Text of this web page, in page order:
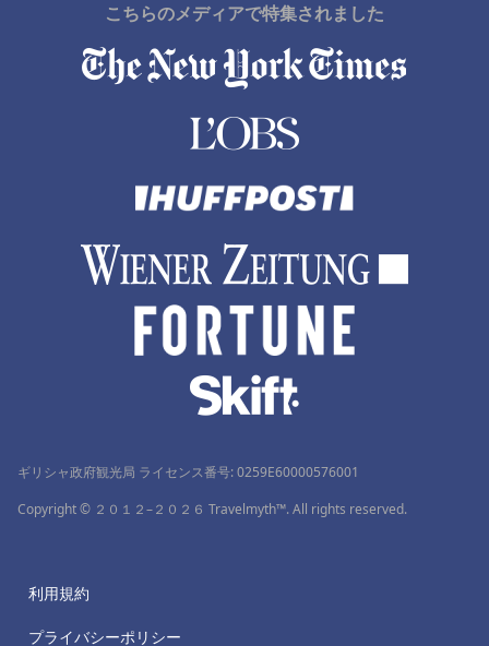
こちらのメディアで特集されました
ギリシャ政府観光局 ライセンス番号: 0259Ε60000576001
Copyright © ２０１２–２０２６ Travelmyth™. All rights reserved.
利用規約
プライバシーポリシー